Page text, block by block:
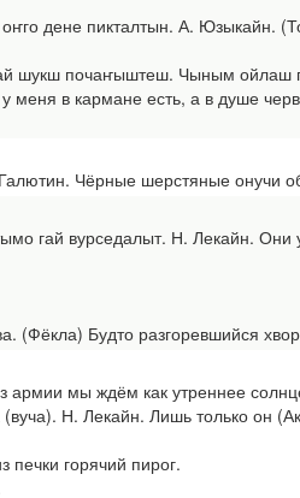
дене пикталтын. А. Юзыкайн.
шукш почаҥыштеш. Чыным
в кармане есть, а в душе
Чёрные шерстяные онучи
вурседалыт. Н. Лекайн. Они
Будто разгоревшийся
мы ждём как утреннее
Н. Лекайн. Лишь только он
горячий пирог.